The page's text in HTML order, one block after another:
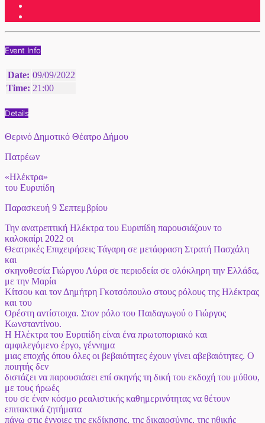
Event Info
Date: 09/09/2022
Time: 21:00
Details
Θερινό Δημοτικό Θέατρο Δήμου
Πατρέων
«Ηλέκτρα»
του Ευριπίδη
Παρασκευή 9 Σεπτεμβρίου
Την ανατρεπτική Ηλέκτρα του Ευριπίδη παρουσιάζουν το
καλοκαίρι 2022 οι
Θεατρικές Επιχειρήσεις Τάγαρη σε μετάφραση Στρατή Πασχάλη
και
σκηνοθεσία Γιώργου Λύρα σε περιοδεία σε ολόκληρη την Ελλάδα,
με την Μαρία
Κίτσου και τον Δημήτρη Γκοτσόπουλο στους ρόλους της Ηλέκτρας
και του
Ορέστη αντίστοιχα. Στον ρόλο του Παιδαγωγού ο Γιώργος
Κωνσταντίνου.
Η Ηλέκτρα του Ευριπίδη είναι ένα πρωτοποριακό και
αμφιλεγόμενο έργο, γέννημα
μιας εποχής όπου όλες οι βεβαιότητες έχουν γίνει αβεβαιότητες. Ο
ποιητής δεν
διστάζει να παρουσιάσει επί σκηνής τη δική του εκδοχή του μύθου,
με τους ήρωές
του σε έναν κόσμο ρεαλιστικής καθημερινότητας να θέτουν
επιτακτικά ζητήματα
πάνω στις έννοιες της εκδίκησης, της δικαιοσύνης, της ηθικής